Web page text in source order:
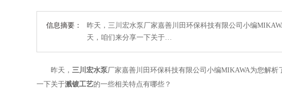
信息摘要：
昨天，三川宏水泵厂家嘉善川田环保科技有限公司小编
天，咱们来分享一下关于…
昨天， 三川宏水泵厂家嘉善川田环保科技有限公司小编MIKAWA为您解析
一下关于溅镀工艺的一些相关特点有哪些？